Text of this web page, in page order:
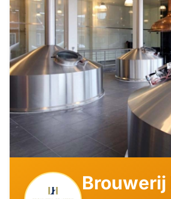
Brouwerij